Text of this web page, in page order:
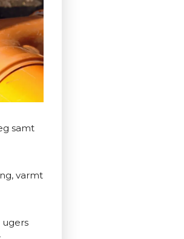
samt
varmt